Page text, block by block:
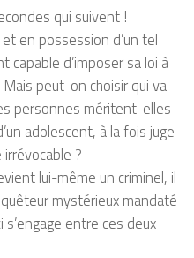
qui suivent !
en possession d’un tel
d’imposer sa loi à
peut-on choisir qui va
personnes méritent-elles
adolescent, à la fois juge
?
lui-même un criminel, il
mystérieux mandaté
entre ces deux